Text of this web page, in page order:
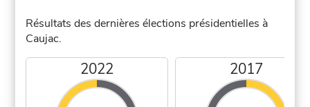
Résultats des dernières élections présidentielles à
Caujac.
2022 2017